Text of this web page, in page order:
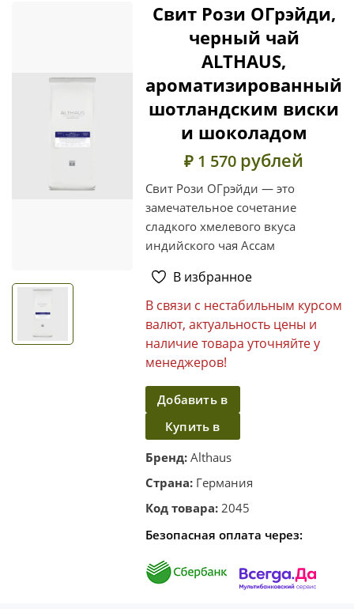
Свит Рози ОГрэйди,
черный чай
ALTHAUS,
ароматизированный
шотландским виски
и шоколадом
₽ 1 570 рублей
Свит Рози ОГрэйди — это
замечательное сочетание
сладкого хмелевого вкуса
индийского чая Ассам
В избранное
В связи с нестабильным курсом
валют, актуальность цены и
наличие товара уточняйте у
менеджеров!
Добавить в
корзину
Купить в
один клик
Бренд: Althaus
Страна: Германия
Код товара: 2045
Безопасная оплата через: